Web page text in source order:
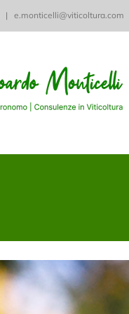
| e.monticelli@viticoltura.com